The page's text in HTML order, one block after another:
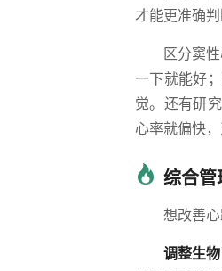
才能更准确判
区分窦
一下就能好
觉。还有研
心率就偏快
综合管
想改善
调整生